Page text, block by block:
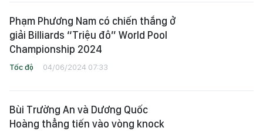
Phạm Phương Nam có chiến thắng ở
giải Billiards “Triệu đô” World Pool
Championship 2024
Tốc độ 04/06/2024 07:33
Bùi Trường An và Dương Quốc
Hoàng thẳng tiến vào vòng knock